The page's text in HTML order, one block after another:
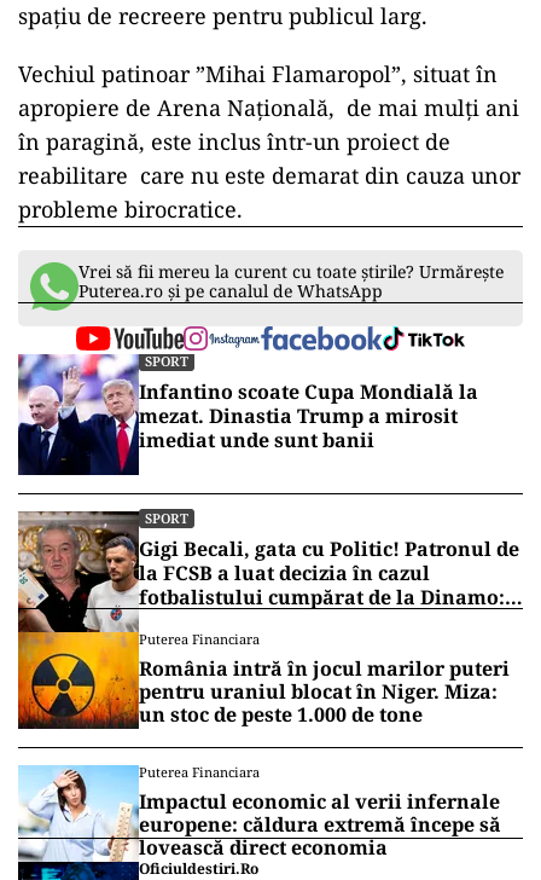
spațiu de recreere pentru publicul larg.
Vechiul patinoar ”Mihai Flamaropol”, situat în
apropiere de Arena Națională, de mai mulți ani
în paragină, este inclus într-un proiect de
reabilitare care nu este demarat din cauza unor
probleme birocratice.
Vrei să fii mereu la curent cu toate știrile? Urmărește
Puterea.ro și pe canalul de WhatsApp
SPORT
Infantino scoate Cupa Mondială la
mezat. Dinastia Trump a mirosit
imediat unde sunt banii
SPORT
Gigi Becali, gata cu Politic! Patronul de
la FCSB a luat decizia în cazul
fotbalistului cumpărat de la Dinamo:
Puterea Financiara
România intră în jocul marilor puteri
pentru uraniul blocat în Niger. Miza:
un stoc de peste 1.000 de tone
Puterea Financiara
Impactul economic al verii infernale
europene: căldura extremă începe să
lovească direct economia
Oficiuldestiri.ro